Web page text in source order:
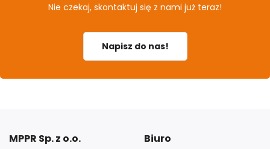
Nie czekaj, skontaktuj się z nami już teraz!
Napisz do nas!
MPPR Sp. z o.o. Biuro